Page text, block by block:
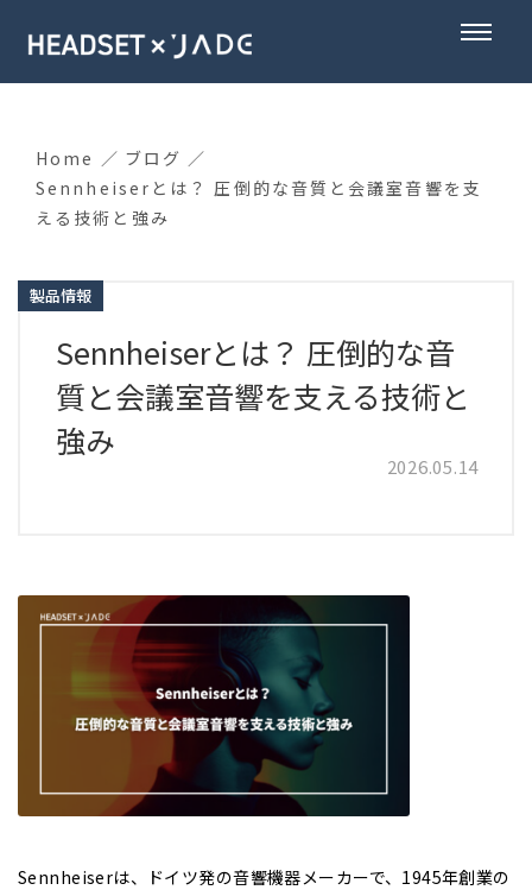
Home
ブログ
Sennheiserとは？ 圧倒的な音質と会議室音響を支
える技術と強み
製品情報
Sennheiserとは？ 圧倒的な音
質と会議室音響を支える技術と
強み
2026.05.14
Sennheiserは、ドイツ発の音響機器メーカーで、1945年創業の